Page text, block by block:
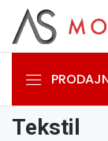
Tekstil